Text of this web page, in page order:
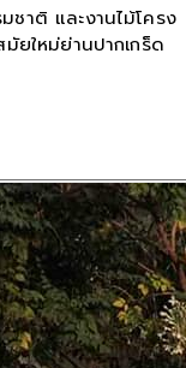
าติ และงานไม้โครง
ยใหม่ย่านปากเกร็ด